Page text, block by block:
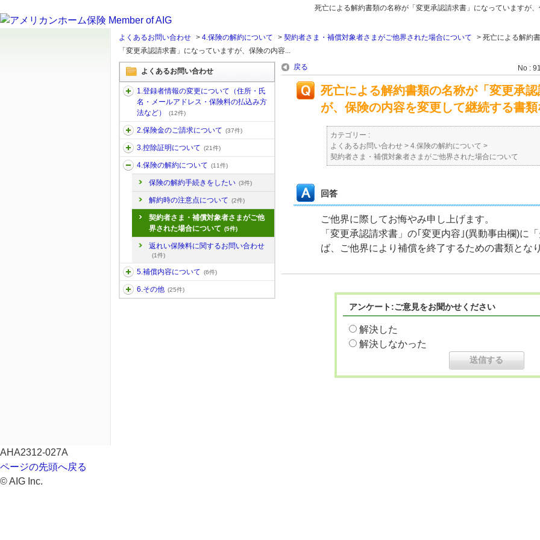
死亡による解約書類の名称が「変更承認請求書」になっていますが
よくあるお問い合わせ > 4.保険の解約について > 契約者さま・補償対象者さまがご他界された場合について > 死亡による解約
「変更承認請求書」になっていますが、保険の内容...
よくあるお問い合わせ
1.登録者情報の変更について（住所・氏
名・メールアドレス・保険料の払込み方
法など）
(12件)
2.保険金のご請求について (37件)
3.控除証明について (21件)
4.保険の解約について (11件)
保険の解約手続きをしたい (3件)
解約時の注意点について (2件)
契約者さま・補償対象者さまがご他
界された場合について (5件)
返れい保険料に関するお問い合わせ
(1件)
5.補償内容について (6件)
6.その他 (25件)
戻る No :
死亡による解約書類の名称が「変更承
が、保険の内容を変更して継続する書
カテゴリー :
よくあるお問い合わせ > 4.保険の解約について >
契約者さま・補償対象者さまがご他界された場合について
回答
ご他界に際してお悔やみ申し上げます。
「変更承認請求書」の｢変更内容｣(異動事由欄)に
ば、ご他界により補償を終了するための書類とな
アンケート:ご意見をお聞かせください
解決した
解決しなかった
AHA2312-027A
ページの先頭へ戻る
© AIG Inc.